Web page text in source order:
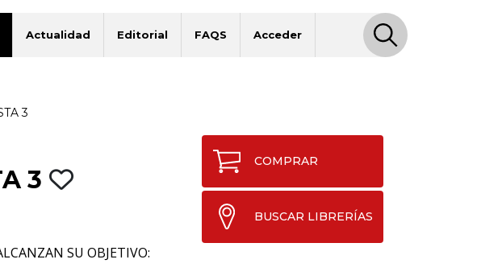
Actualidad Editorial FAQS Acceder
3
3
SU OBJETIVO:
COMPRAR
BUSCAR LIBRERÍAS